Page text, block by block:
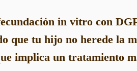
in vitro con
que tu hijo no herede la
implica un tratamiento